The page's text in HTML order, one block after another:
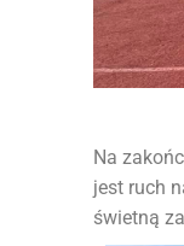
Na
jest ruch
świetną